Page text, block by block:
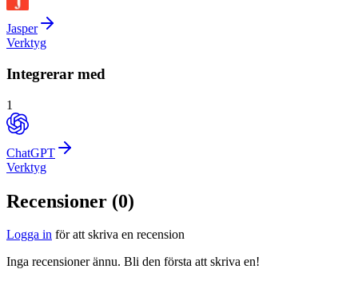
Jasper
Verktyg
Integrerar med
1
ChatGPT
Verktyg
Recensioner (0)
Logga in för att skriva en recension
Inga recensioner ännu. Bli den första att skriva en!